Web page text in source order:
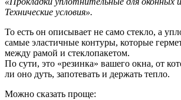
Технические условия».
То есть он описывает не само стекло, а
самые эластичные контуры, которые
между рамой и стеклопакетом.
По сути, это «резинка» вашего окна, от
ли оно дуть, запотевать и держать тепло.
Можно сказать проще: